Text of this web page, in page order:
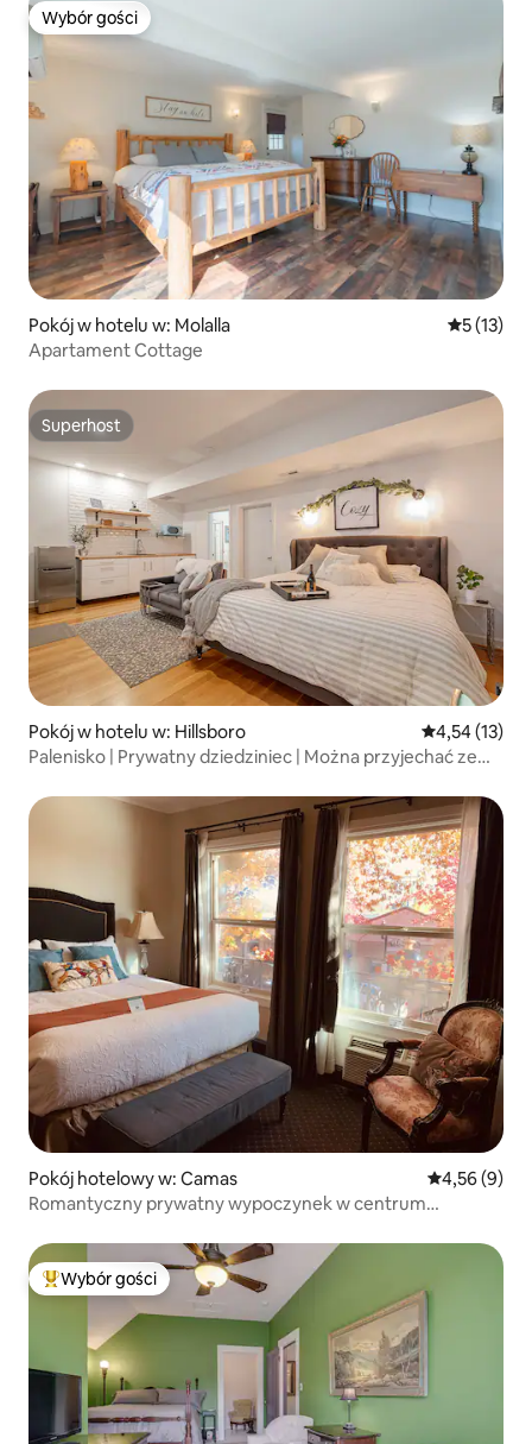
Wybór gości
Wybór gości
Pokój w hotelu w: Molalla Średnia
5 (13)
Apartament Cottage
Superhost
Superhost
Pokój w hotelu w: Hillsboro Średnia
4,54 (13)
Palenisko | Prywatny dziedziniec | Można przyjechać ze
Pokój hotelowy w: Camas Średnia
4,56 (9)
Romantyczny prywatny wypoczynek w centrum
Najpopularniejsze z kategorii Wybór gości
Wybór gości